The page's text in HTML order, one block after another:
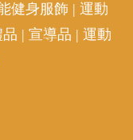
健身服飾 | 運動
| 宣導品 | 運動